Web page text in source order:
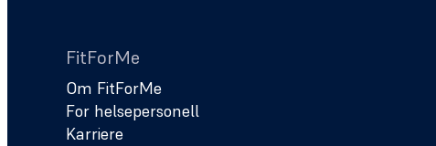
FitForMe
Om FitForMe
For helsepersonell
Karriere